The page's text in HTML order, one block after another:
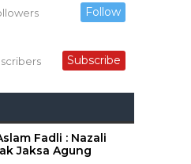
Follow
Subscribe
Fadli : Nazali
Jaksa Agung